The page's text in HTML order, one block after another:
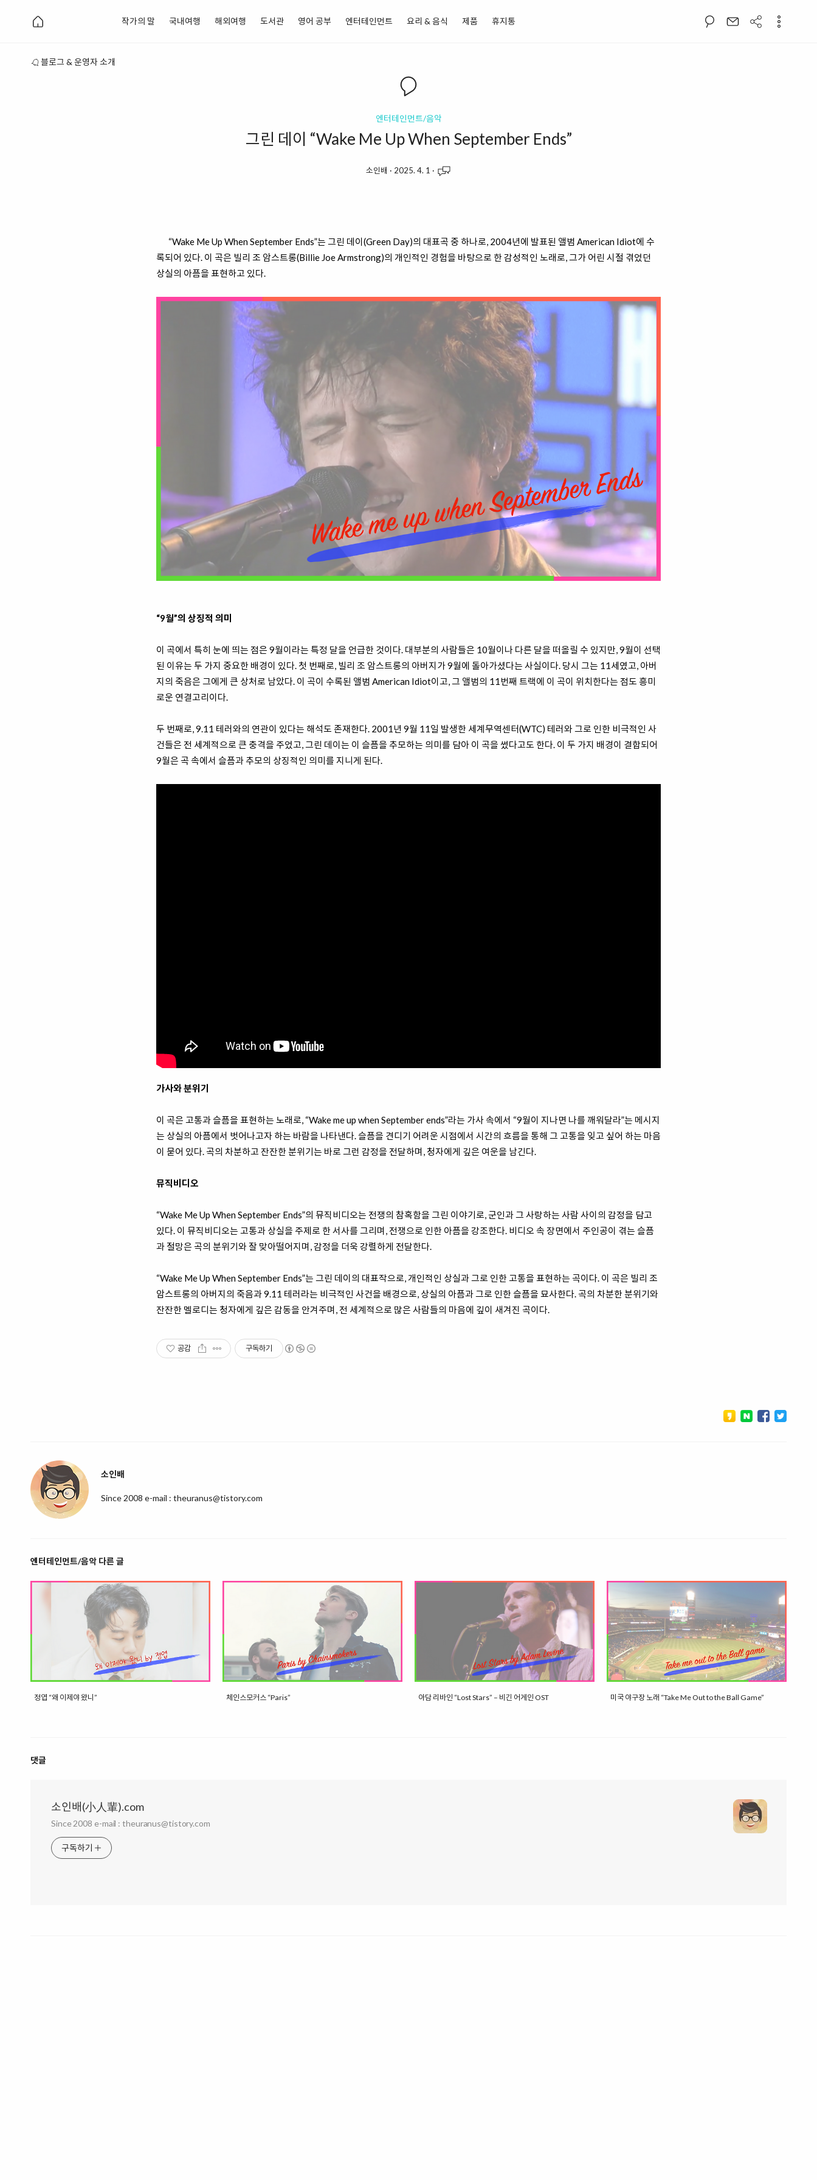
작가의 말 국내여행 해외여행 도서관 영어 공부 엔터테인먼트 요리 & 음식 제품 휴지통
블로그 & 운영자 소개
엔터테인먼트/음악
그린 데이 “Wake Me Up When September Ends”
소인배 · 2025. 4. 1 ·
“Wake Me Up When September Ends”는 그린 데이(Green Day)의 대표곡 중 하나로, 2004년에 발표된 앨범 American Idiot에 수
록되어 있다. 이 곡은 빌리 조 암스트롱(Billie Joe Armstrong)의 개인적인 경험을 바탕으로 한 감성적인 노래로, 그가 어린 시절 겪었던
상실의 아픔을 표현하고 있다.
“9월”의 상징적 의미
이 곡에서 특히 눈에 띄는 점은 9월이라는 특정 달을 언급한 것이다. 대부분의 사람들은 10월이나 다른 달을 떠올릴 수 있지만, 9월이 선택
된 이유는 두 가지 중요한 배경이 있다. 첫 번째로, 빌리 조 암스트롱의 아버지가 9월에 돌아가셨다는 사실이다. 당시 그는 11세였고, 아버
지의 죽음은 그에게 큰 상처로 남았다. 이 곡이 수록된 앨범 American Idiot이고, 그 앨범의 11번째 트랙에 이 곡이 위치한다는 점도 흥미
로운 연결고리이다.
두 번째로, 9.11 테러와의 연관이 있다는 해석도 존재한다. 2001년 9월 11일 발생한 세계무역센터(WTC) 테러와 그로 인한 비극적인 사
건들은 전 세계적으로 큰 충격을 주었고, 그린 데이는 이 슬픔을 추모하는 의미를 담아 이 곡을 썼다고도 한다. 이 두 가지 배경이 결합되어
9월은 곡 속에서 슬픔과 추모의 상징적인 의미를 지니게 된다.
가사와 분위기
이 곡은 고통과 슬픔을 표현하는 노래로, “Wake me up when September ends”라는 가사 속에서 “9월이 지나면 나를 깨워달라”는 메시지
는 상실의 아픔에서 벗어나고자 하는 바람을 나타낸다. 슬픔을 견디기 어려운 시점에서 시간의 흐름을 통해 그 고통을 잊고 싶어 하는 마음
이 묻어 있다. 곡의 차분하고 잔잔한 분위기는 바로 그런 감정을 전달하며, 청자에게 깊은 여운을 남긴다.
뮤직비디오
“Wake Me Up When September Ends”의 뮤직비디오는 전쟁의 참혹함을 그린 이야기로, 군인과 그 사랑하는 사람 사이의 감정을 담고
있다. 이 뮤직비디오는 고통과 상실을 주제로 한 서사를 그리며, 전쟁으로 인한 아픔을 강조한다. 비디오 속 장면에서 주인공이 겪는 슬픔
과 절망은 곡의 분위기와 잘 맞아떨어지며, 감정을 더욱 강렬하게 전달한다.
“Wake Me Up When September Ends”는 그린 데이의 대표작으로, 개인적인 상실과 그로 인한 고통을 표현하는 곡이다. 이 곡은 빌리 조
암스트롱의 아버지의 죽음과 9.11 테러라는 비극적인 사건을 배경으로, 상실의 아픔과 그로 인한 슬픔을 묘사한다. 곡의 차분한 분위기와
잔잔한 멜로디는 청자에게 깊은 감동을 안겨주며, 전 세계적으로 많은 사람들의 마음에 깊이 새겨진 곡이다.
공감 구독하기
소인배
Since 2008 e-mail : theuranus@tistory.com
엔터테인먼트/음악 다른 글
정엽 “왜 이제야 왔니” 체인스모커스 “Paris” 아담 리바인 “Lost Stars” – 비긴 어게인 OST 미국 야구장 노래 “Take Me Out to the Ball Game”
댓글
소인배(小人輩).com
Since 2008 e-mail : theuranus@tistory.com
구독하기